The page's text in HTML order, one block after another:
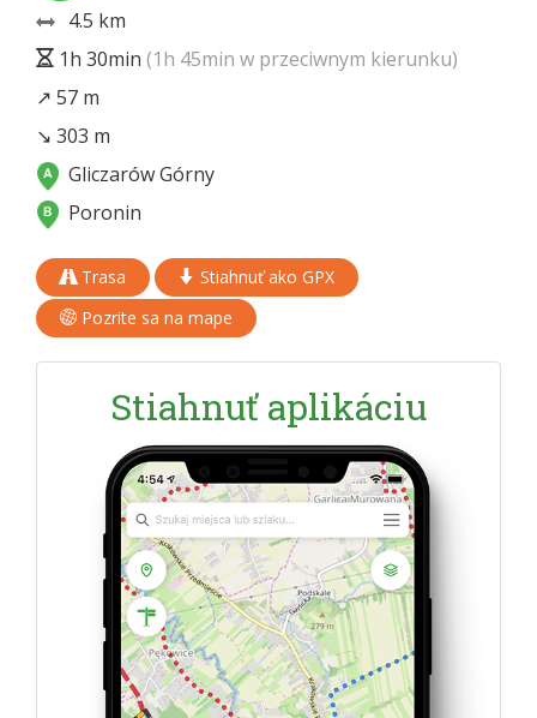
4.5 km
1h 30min (1h 45min w przeciwnym kierunku)
↗ 57 m
↘ 303 m
Gliczarów Górny
Poronin
Trasa
Stiahnuť ako GPX
Pozrite sa na mape
Stiahnuť aplikáciu